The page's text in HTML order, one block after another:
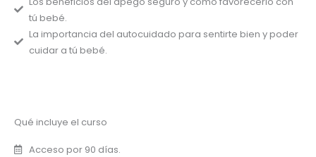
tú bebé.
La importancia del autocuidado para sentirte bien y poder
cuidar a tú bebé.
Qué incluye el curso
Acceso por 90 días.